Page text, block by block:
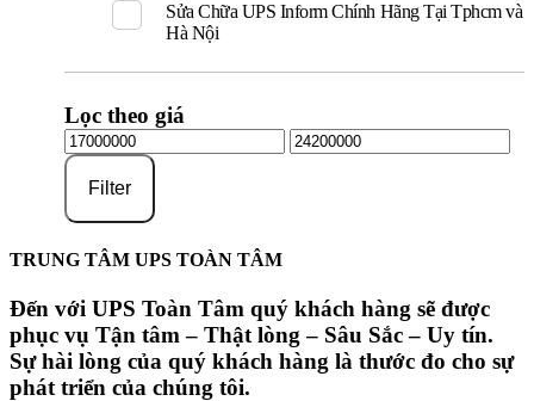
Sửa Chữa UPS Inform Chính Hãng Tại Tphcm và
Hà Nội
Lọc theo giá
Filter
TRUNG TÂM UPS TOÀN TÂM
Đến với UPS Toàn Tâm quý khách hàng sẽ được
phục vụ Tận tâm – Thật lòng – Sâu Sắc – Uy tín.
Sự hài lòng của quý khách hàng là thước đo cho sự
phát triển của chúng tôi.